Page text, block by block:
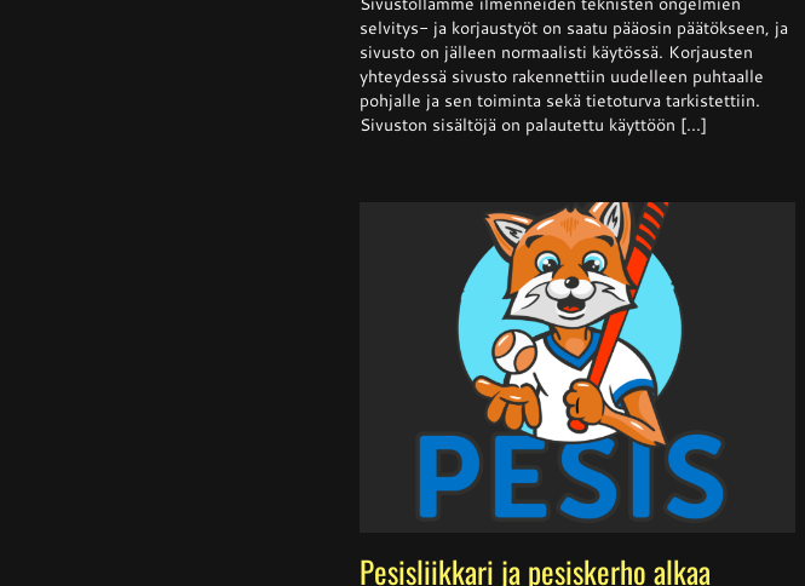
normaalisti
käytössä
selvitys- ja korjaustyöt on saatu pääosin päätökseen, ja
sivusto on jälleen normaalisti käytössä. Korjausten
yhteydessä sivusto rakennettiin uudelleen puhtaalle
pohjalle ja sen toiminta sekä tietoturva tarkistettiin.
Sivuston sisältöjä on palautettu käyttöön [...]
Pesisliikkari ja pesiskerho alkaa